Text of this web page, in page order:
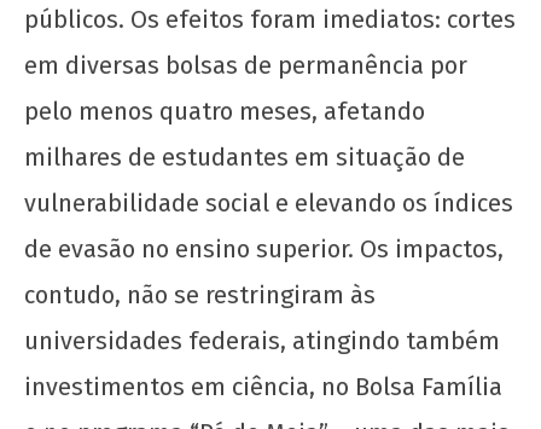
públicos. Os efeitos foram imediatos: cortes
em diversas bolsas de permanência por
pelo menos quatro meses, afetando
milhares de estudantes em situação de
vulnerabilidade social e elevando os índices
de evasão no ensino superior. Os impactos,
contudo, não se restringiram às
universidades federais, atingindo também
investimentos em ciência, no Bolsa Família